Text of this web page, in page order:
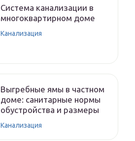
Система канализации в
многоквартирном доме
Канализация
Выгребные ямы в частном
доме: санитарные нормы
обустройства и размеры
Канализация